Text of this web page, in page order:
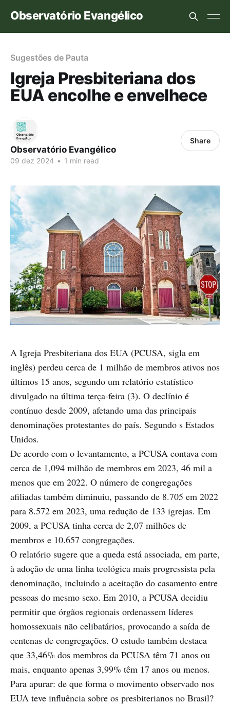
Observatório Evangélico
Sugestões de Pauta
Igreja Presbiteriana dos
EUA encolhe e envelhece
Observatório Evangélico
09 dez 2024 • 1 min read
Share
A Igreja Presbiteriana dos EUA (PCUSA, sigla em
inglês) perdeu cerca de 1 milhão de membros ativos nos
últimos 15 anos, segundo um relatório estatístico
divulgado na última terça-feira (3). O declínio é
contínuo desde 2009, afetando uma das principais
denominações protestantes do país. Segundo s Estados
Unidos.
De acordo com o levantamento, a PCUSA contava com
cerca de 1,094 milhão de membros em 2023, 46 mil a
menos que em 2022. O número de congregações
afiliadas também diminuiu, passando de 8.705 em 2022
para 8.572 em 2023, uma redução de 133 igrejas. Em
2009, a PCUSA tinha cerca de 2,07 milhões de
membros e 10.657 congregações.
O relatório sugere que a queda está associada, em parte,
à adoção de uma linha teológica mais progressista pela
denominação, incluindo a aceitação do casamento entre
pessoas do mesmo sexo. Em 2010, a PCUSA decidiu
permitir que órgãos regionais ordenassem líderes
homossexuais não celibatários, provocando a saída de
centenas de congregações. O estudo também destaca
que 33,46% dos membros da PCUSA têm 71 anos ou
mais, enquanto apenas 3,99% têm 17 anos ou menos.
Para apurar: de que forma o movimento observado nos
EUA teve influência sobre os presbiterianos no Brasil?